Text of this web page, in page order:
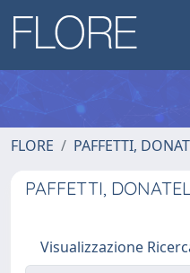
FLORE PAFFETTI,
PAFFETTI,
Visualizzazione